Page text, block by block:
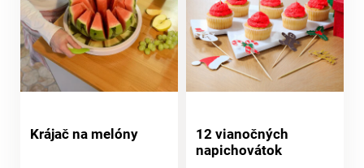
Krájač na melóny
12 vianočných
napichovátok